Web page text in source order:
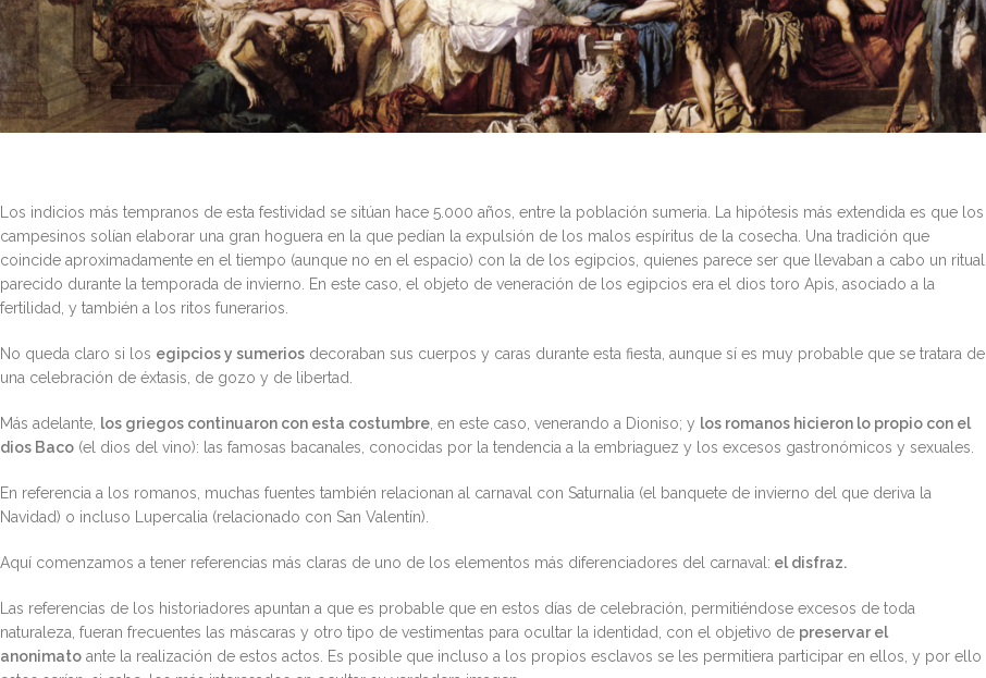
Los indicios más tempranos de esta festividad se sitúan hace 5.000 años, entre la población sumeria. La hipótesis más extendida es que los
campesinos solían elaborar una gran hoguera en la que pedían la expulsión de los malos espíritus de la cosecha. Una tradición que
coincide aproximadamente en el tiempo (aunque no en el espacio) con la de los egipcios, quienes parece ser que llevaban a cabo un ritual
parecido durante la temporada de invierno. En este caso, el objeto de veneración de los egipcios era el dios toro Apis, asociado a la
fertilidad, y también a los ritos funerarios.
No queda claro si los egipcios y sumerios decoraban sus cuerpos y caras durante esta fiesta, aunque sí es muy probable que se tratara de
una celebración de éxtasis, de gozo y de libertad.
Más adelante, los griegos continuaron con esta costumbre, en este caso, venerando a Dioniso; y los romanos hicieron lo propio con el
dios Baco (el dios del vino): las famosas bacanales, conocidas por la tendencia a la embriaguez y los excesos gastronómicos y sexuales.
En referencia a los romanos, muchas fuentes también relacionan al carnaval con Saturnalia (el banquete de invierno del que deriva la
Navidad) o incluso Lupercalia (relacionado con San Valentín).
Aquí comenzamos a tener referencias más claras de uno de los elementos más diferenciadores del carnaval: el disfraz.
Las referencias de los historiadores apuntan a que es probable que en estos días de celebración, permitiéndose excesos de toda
naturaleza, fueran frecuentes las máscaras y otro tipo de vestimentas para ocultar la identidad, con el objetivo de preservar el
anonimato ante la realización de estos actos. Es posible que incluso a los propios esclavos se les permitiera participar en ellos, y por ello